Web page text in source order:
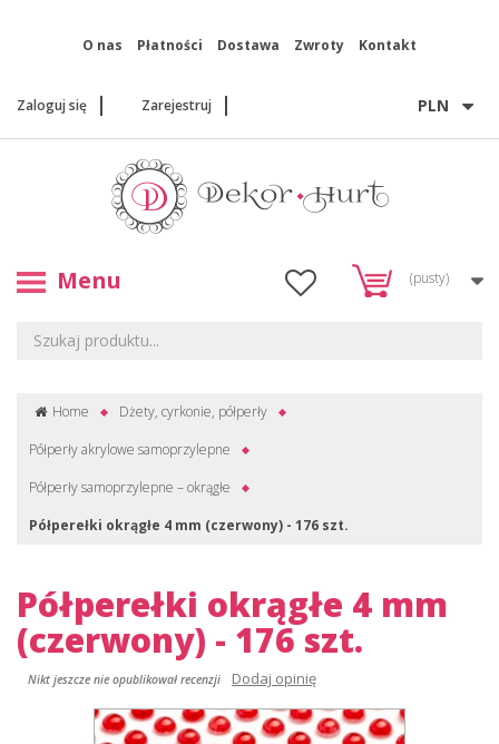
O nas Płatności Dostawa Zwroty Kontakt
PLN
Zaloguj się Zarejestruj
(pusty)
Menu
Home
Dżety, cyrkonie, półperły
Półperły akrylowe samoprzylepne
Półperły samoprzylepne – okrągłe
Półperełki okrągłe 4 mm (czerwony) - 176 szt.
Półperełki okrągłe 4 mm
(czerwony) - 176 szt.
Nikt jeszcze nie opublikował recenzji Dodaj opinię